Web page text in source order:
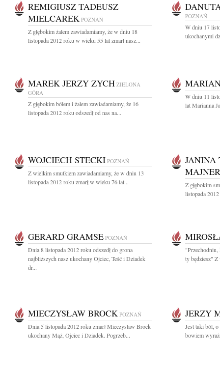
REMIGIUSZ TADEUSZ
MIELCAREK POZNAŃ
Z głębokim żalem zawiadamiamy, że w dniu 18
listopada 2012 roku w wieku 55 lat zmarł nasz...
POZNAŃ
W dniu 17
ukochanymi
MAREK JERZY ZYCH ZIELONA
GÓRA
Z głębokim bólem i żalem zawiadamiamy, że 16
listopada 2012 roku odszedł od nas na...
W dniu 11
lat Marianna
WOJCIECH STECKI POZNAŃ
Z wielkim smutkiem zawiadamiamy, że w dniu 13
listopada 2012 roku zmarł w wieku 76 lat...
JANINA
Z głębokim
listopada
GERARD GRAMSE POZNAŃ
Dnia 8 listopada 2012 roku odszedł do grona
najbliższych nasz ukochany Ojciec, Teść i Dziadek
dr...
"Przechodniu,
ty będziesz"
MIECZYSŁAW BROCK POZNAŃ
Dnia 5 listopada 2012 roku zmarł Mieczysław Brock
ukochany Mąż, Ojciec i Dziadek. Pogrzeb...
JERZY
Jest taki ból,
bowiem